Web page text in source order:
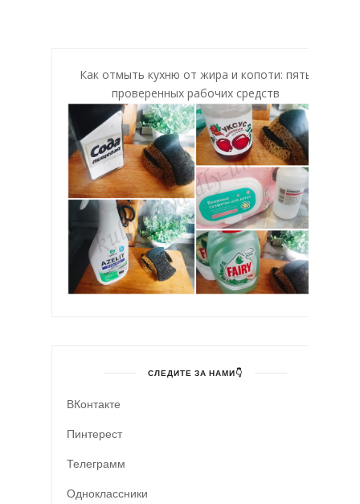
Как отмыть кухню от жира и копоти: пять
проверенных рабочих средств
СЛЕДИТЕ ЗА НАМИ👇
ВКонтакте
Пинтерест
Телеграмм
Одноклассники